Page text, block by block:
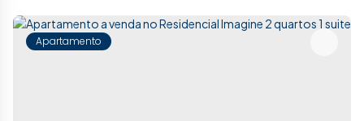
Apartamento